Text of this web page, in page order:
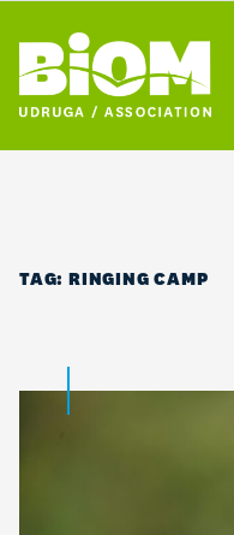
TAG: RINGING CAMP